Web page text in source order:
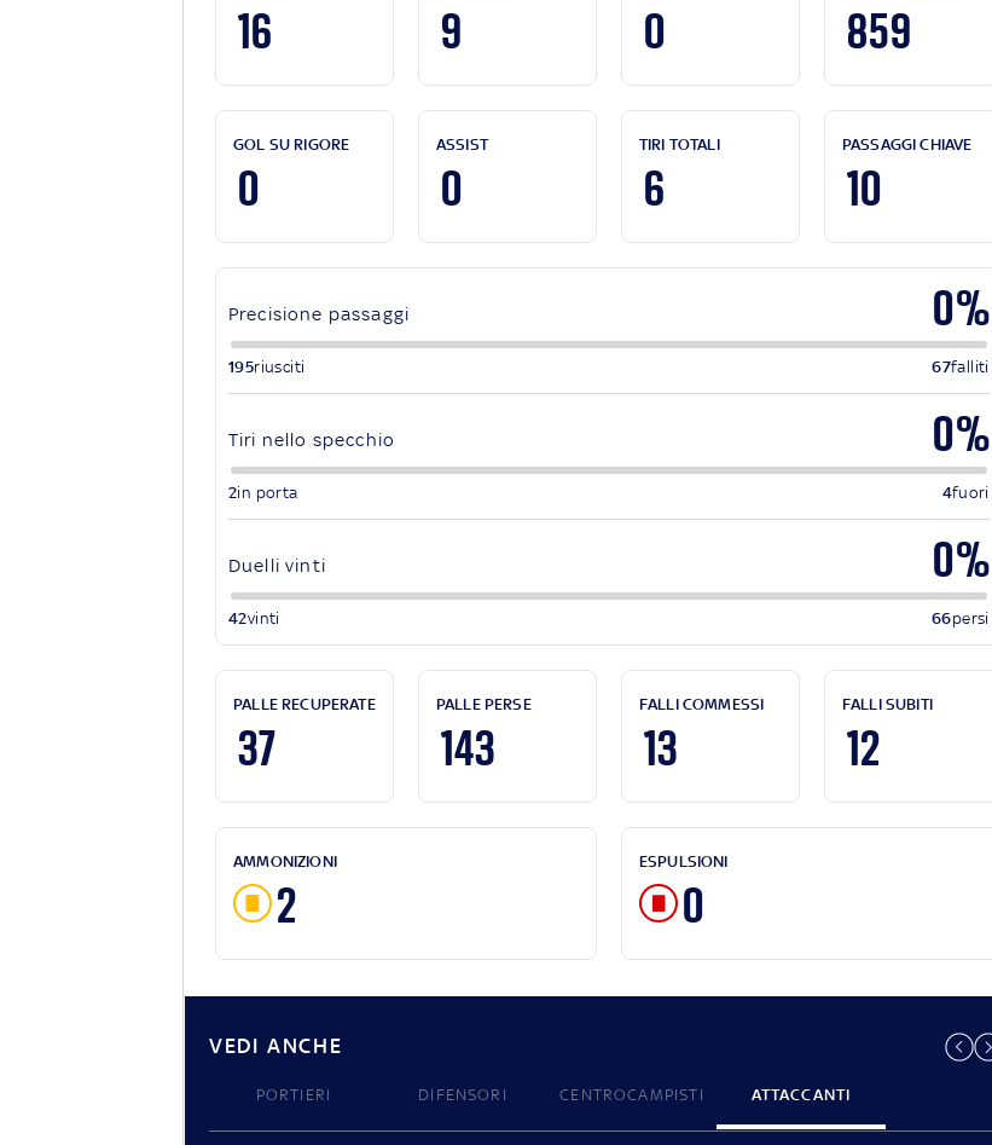
16 9 0 859
GOL SU RIGORE
0
ASSIST
0
TIRI TOTALI
6
PASSAGGI CHIAVE
10
Precisione passaggi 0%
195riusciti 67falliti
Tiri nello specchio 0%
2in porta 4fuori
Duelli vinti 0%
42vinti 66persi
PALLE RECUPERATE
37
PALLE PERSE
143
FALLI COMMESSI
13
FALLI SUBITI
12
AMMONIZIONI
2
ESPULSIONI
0
VEDI ANCHE
PORTIERI DIFENSORI CENTROCAMPISTI ATTACCANTI